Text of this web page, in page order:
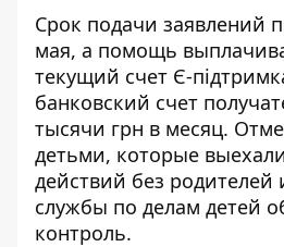
Срок подачи заявлений
мая, а помощь
текущий счет Є-
банковский счет
тысячи грн в месяц.
детьми, которые
действий без родителей
службы по делам детей
контроль.